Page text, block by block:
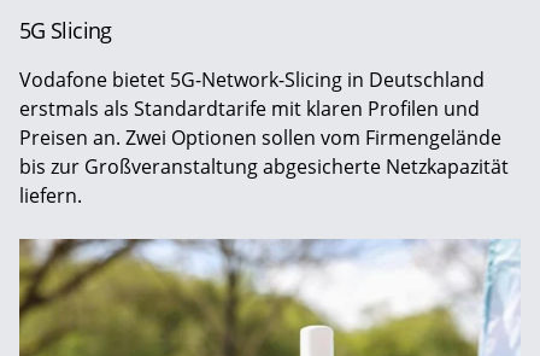
5G Slicing
Vodafone bietet 5G-Network-Slicing in Deutschland
erstmals als Standardtarife mit klaren Profilen und
Preisen an. Zwei Optionen sollen vom Firmengelände
bis zur Großveranstaltung abgesicherte Netzkapazität
liefern.